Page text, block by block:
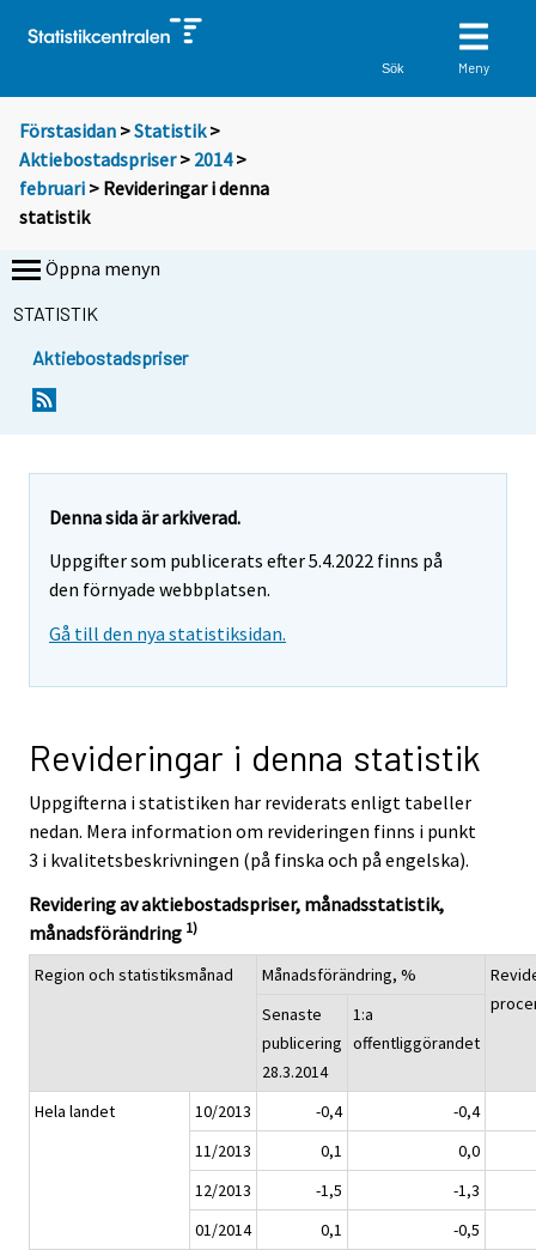
Sök Meny
Förstasidan >Statistik >
Aktiebostadspriser> 2014>
februari > Revideringar i denna
statistik
Öppna menyn
STATISTIK
Aktiebostadspriser
Denna sida är arkiverad.
Uppgifter som publicerats efter 5.4.2022 finns på
den förnyade webbplatsen.
Gå till den nya statistiksidan.
Revideringar i denna statistik
Uppgifterna i statistiken har reviderats enligt tabeller
nedan. Mera information om revideringen finns i punkt
3 i kvalitetsbeskrivningen (på finska och på engelska).
Revidering av aktiebostadspriser, månadsstatistik,
månadsförändring 1)
Region och statistiksmånad Månadsförändring, %
Senaste
publicering
28.3.2014
1:a
offentliggörandet
Hela landet 10/2013 -0,4
-0,4
11/2013
0,1
0,0
12/2013
-1,5
-1,3
01/2014
0,1
-0,5